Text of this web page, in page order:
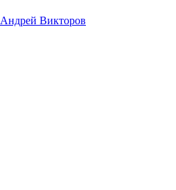
Андрей Викторов